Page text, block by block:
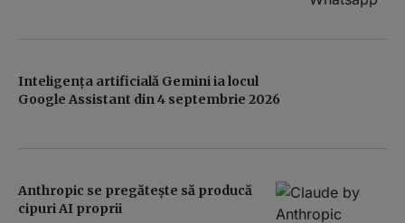
Inteligența artificială Gemini ia locul
Google Assistant din 4 septembrie 2026
Anthropic se pregătește să producă
cipuri AI proprii